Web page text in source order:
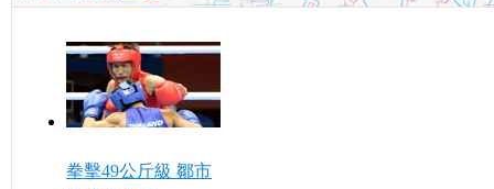
拳擊49公斤級 鄒市